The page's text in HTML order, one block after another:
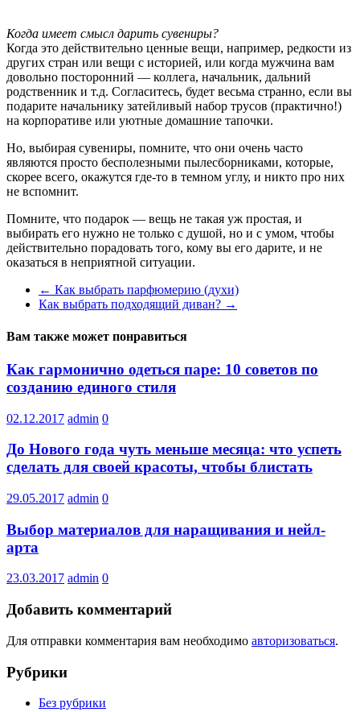
Когда имеет смысл дарить сувениры?
Когда это действительно ценные вещи, например, редкости из
других стран или вещи с историей, или когда мужчина вам
довольно посторонний — коллега, начальник, дальний
родственник и т.д. Согласитесь, будет весьма странно, если вы
подарите начальнику затейливый набор трусов (практично!)
на корпоративе или уютные домашние тапочки.
Но, выбирая сувениры, помните, что они очень часто
являются просто бесполезными пылесборниками, которые,
скорее всего, окажутся где-то в темном углу, и никто про них
не вспомнит.
Помните, что подарок — вещь не такая уж простая, и
выбирать его нужно не только с душой, но и с умом, чтобы
действительно порадовать того, кому вы его дарите, и не
оказаться в неприятной ситуации.
← Как выбрать парфюмерию (духи)
Как выбрать подходящий диван? →
Вам также может понравиться
Как гармонично одеться паре: 10 советов по
созданию единого стиля
02.12.2017 admin 0
До Нового года чуть меньше месяца: что успеть
сделать для своей красоты, чтобы блистать
29.05.2017 admin 0
Выбор материалов для наращивания и нейл-
арта
23.03.2017 admin 0
Добавить комментарий
Для отправки комментария вам необходимо авторизоваться.
Рубрики
Без рубрики